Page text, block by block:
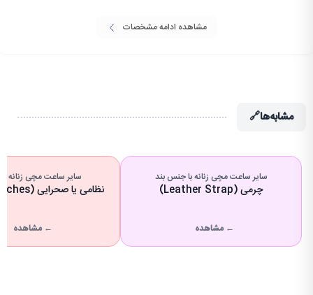
مشاهده ادامه مشخصات
مشابه‌ها🔗
سایر ساعت مچی زنانه با جنس بند
چرمی (Leather Strap)
← مشاهده
سایر ساعت مچی زنانه
نظامی یا صحرایی (Field Watches)
← مشاهده